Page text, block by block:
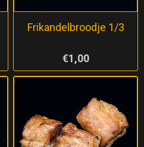
Frikandelbroodje 1/3
€1,00